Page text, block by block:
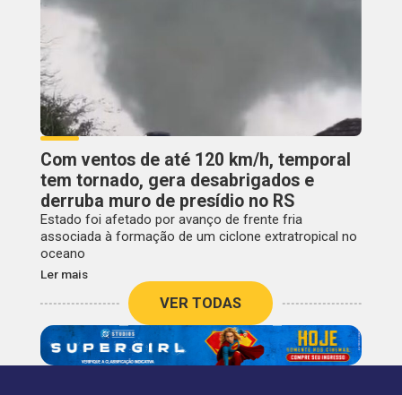
Com ventos de até 120 km/h, temporal
tem tornado, gera desabrigados e
derruba muro de presídio no RS
Estado foi afetado por avanço de frente fria
associada à formação de um ciclone extratropical no
oceano
Ler mais
VER TODAS